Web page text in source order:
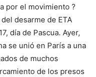
por el movimiento ?
desarme de ETA
día de Pascua. Ayer,
se unió en París a una
de muchos
de los presos